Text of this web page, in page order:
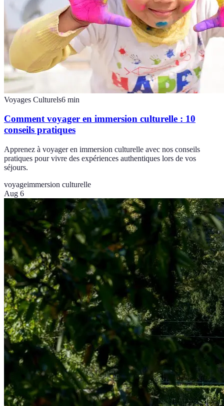
Voyages Culturels6 min
Comment voyager en immersion culturelle : 10
conseils pratiques
Apprenez à voyager en immersion culturelle avec nos conseils
pratiques pour vivre des expériences authentiques lors de vos
séjours.
voyageimmersion culturelle
Aug 6